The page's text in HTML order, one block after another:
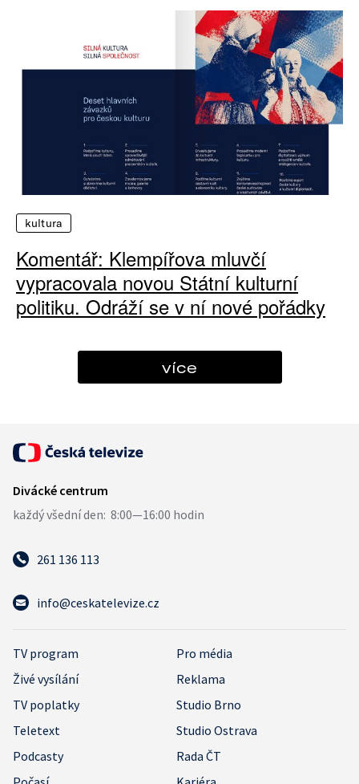
kultura
Komentář: Klempířova mluvčí
vypracovala novou Státní kulturní
politiku. Odráží se v ní nové pořádky
více
261 136 113
info@ceskatelevize.cz
TV program
Pro média
Živé vysílání
Reklama
TV poplatky
Studio Brno
Teletext
Studio Ostrava
Podcasty
Rada ČT